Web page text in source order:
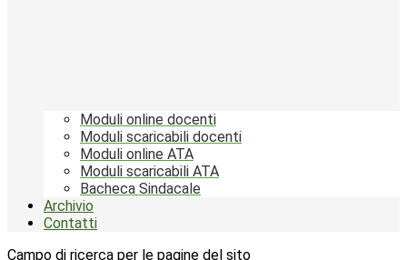
Moduli online docenti
Moduli scaricabili docenti
Moduli online ATA
Moduli scaricabili ATA
Bacheca Sindacale
Archivio
Contatti
Campo di ricerca per le pagine del sito